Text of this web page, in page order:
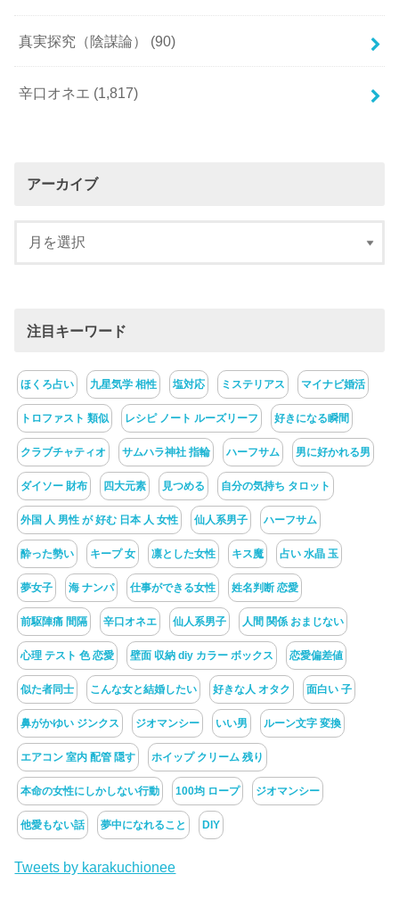
真実探究（陰謀論） (90)
辛口オネエ (1,817)
アーカイブ
注目キーワード
ほくろ占い 九星気学 相性 塩対応 ミステリアス マイナビ婚活
トロファスト 類似 レシピ ノート ルーズリーフ 好きになる瞬間
クラブチャティオ サムハラ神社 指輪 ハーフサム 男に好かれる男
ダイソー 財布 四大元素 見つめる 自分の気持ち タロット
外国 人 男性 が 好む 日本 人 女性 仙人系男子 ハーフサム
酔った勢い キープ 女 凛とした女性 キス魔 占い 水晶 玉
夢女子 海 ナンパ 仕事ができる女性 姓名判断 恋愛
前駆陣痛 間隔 辛口オネエ 仙人系男子 人間 関係 おまじない
心理 テスト 色 恋愛 壁面 収納 diy カラー ボックス 恋愛偏差値
似た者同士 こんな女と結婚したい 好きな人 オタク 面白い 子
鼻がかゆい ジンクス ジオマンシー いい男 ルーン文字 変換
エアコン 室内 配管 隠す ホイップ クリーム 残り
本命の女性にしかしない行動 100均 ロープ ジオマンシー
他愛もない話 夢中になれること DIY
Tweets by karakuchionee